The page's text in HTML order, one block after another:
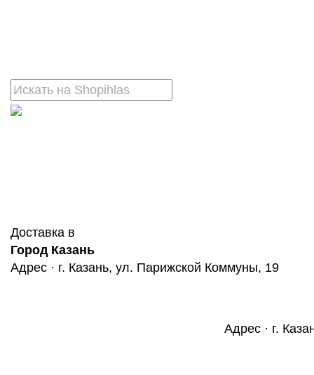
Доставка в
Город Казань
Адрес · г. Казань, ул. Парижской Коммуны, 19
Адрес · г.